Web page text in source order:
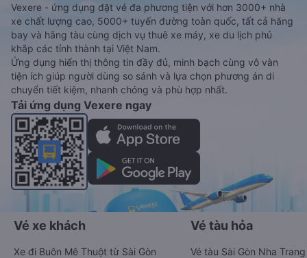
Vexere - ứng dụng đặt vé đa phương tiện với hơn 3000+ nhà
xe chất lượng cao, 5000+ tuyến đường toàn quốc, tất cả hãng
bay và hãng tàu cùng dịch vụ thuê xe máy, xe du lịch phủ
khắp các tỉnh thành tại Việt Nam.
Ứng dụng hiển thị thông tin đầy đủ, minh bạch cùng vô vàn
tiện ích giúp người dùng so sánh và lựa chọn phương án di
chuyển tiết kiệm, nhanh chóng và phù hợp nhất.
Tải ứng dụng Vexere ngay
Vé xe khách
Xe đi Buôn Mê Thuột từ Sài Gòn
Vé tàu hỏa
Vé tàu Sài Gòn Nha Trang